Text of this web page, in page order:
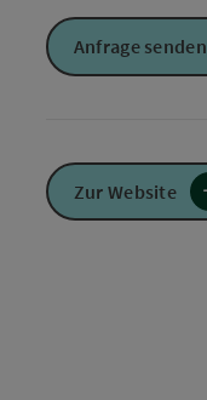
Anfrage senden
Zur Website